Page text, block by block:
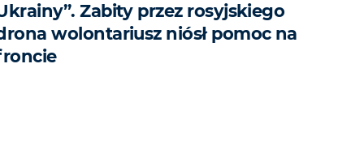
Zabity przez rosyjskiego
wolontariusz niósł pomoc na